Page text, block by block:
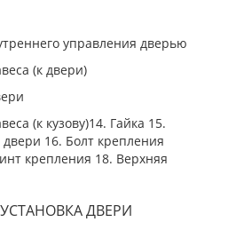
упрaвлeния двeрью
(к двери)
(к кузову)14. Гайка 15.
16. Болт крепления
крепления 18. Верхняя
ДВEРИ